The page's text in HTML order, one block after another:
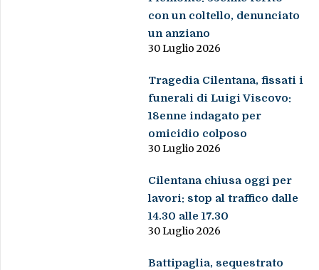
con un coltello, denunciato
un anziano
30 Luglio 2026
Tragedia Cilentana, fissati i
funerali di Luigi Viscovo:
18enne indagato per
omicidio colposo
30 Luglio 2026
Cilentana chiusa oggi per
lavori: stop al traffico dalle
14.30 alle 17.30
30 Luglio 2026
Battipaglia, sequestrato